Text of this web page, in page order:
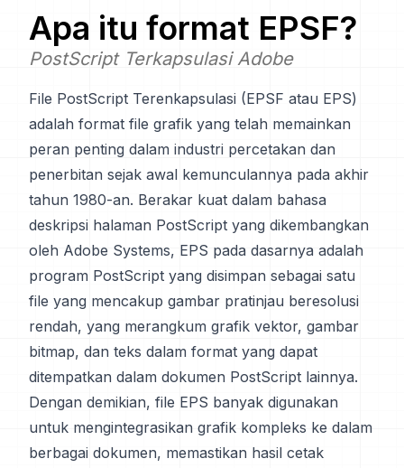
Apa itu format EPSF?
PostScript Terkapsulasi Adobe
File PostScript Terenkapsulasi (EPSF atau EPS)
adalah format file grafik yang telah memainkan
peran penting dalam industri percetakan dan
penerbitan sejak awal kemunculannya pada akhir
tahun 1980-an. Berakar kuat dalam bahasa
deskripsi halaman PostScript yang dikembangkan
oleh Adobe Systems, EPS pada dasarnya adalah
program PostScript yang disimpan sebagai satu
file yang mencakup gambar pratinjau beresolusi
rendah, yang merangkum grafik vektor, gambar
bitmap, dan teks dalam format yang dapat
ditempatkan dalam dokumen PostScript lainnya.
Dengan demikian, file EPS banyak digunakan
untuk mengintegrasikan grafik kompleks ke dalam
berbagai dokumen, memastikan hasil cetak